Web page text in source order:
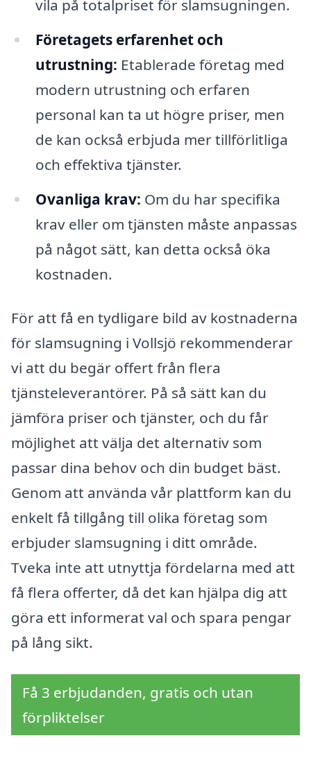
vila på totalpriset för slamsugningen.
Företagets erfarenhet och
utrustning: Etablerade företag med
modern utrustning och erfaren
personal kan ta ut högre priser, men
de kan också erbjuda mer tillförlitliga
och effektiva tjänster.
Ovanliga krav: Om du har specifika
krav eller om tjänsten måste anpassas
på något sätt, kan detta också öka
kostnaden.
För att få en tydligare bild av kostnaderna
för slamsugning i Vollsjö rekommenderar
vi att du begär offert från flera
tjänsteleverantörer. På så sätt kan du
jämföra priser och tjänster, och du får
möjlighet att välja det alternativ som
passar dina behov och din budget bäst.
Genom att använda vår plattform kan du
enkelt få tillgång till olika företag som
erbjuder slamsugning i ditt område.
Tveka inte att utnyttja fördelarna med att
få flera offerter, då det kan hjälpa dig att
göra ett informerat val och spara pengar
på lång sikt.
Få 3 erbjudanden, gratis och utan
förpliktelser